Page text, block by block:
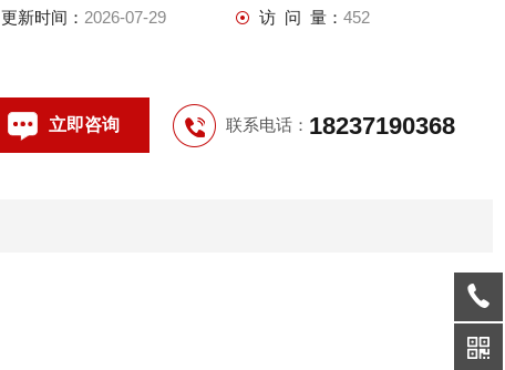
更新时间： 2026-07-29 访 问 量： 452
立即咨询 联系电话： 18237190368